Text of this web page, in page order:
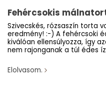
Fehércsokis
Szivecskés, rózsaszín torta
eredmény! :-) A fehércsoki
kiválóan ellensúlyozza, így
nem rajonganak a túl édes
Elolvasom.